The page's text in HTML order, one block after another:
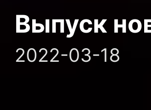
Выпуск
2022-03-18